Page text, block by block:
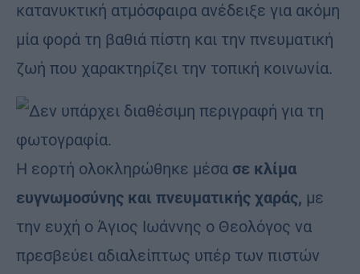
κατανυκτική ατμόσφαιρα ανέδειξε για ακόμη
μία φορά τη βαθιά πίστη και την πνευματική
ζωή που χαρακτηρίζει την τοπική κοινωνία.
Η εορτή ολοκληρώθηκε μέσα σε κλίμα
ευγνωμοσύνης και πνευματικής χαράς, με
την ευχή ο Άγιος Ιωάννης ο Θεολόγος να
πρεσβεύει αδιαλείπτως υπέρ των πιστών